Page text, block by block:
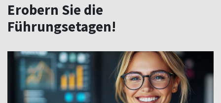
Erobern Sie die
Führungsetagen!